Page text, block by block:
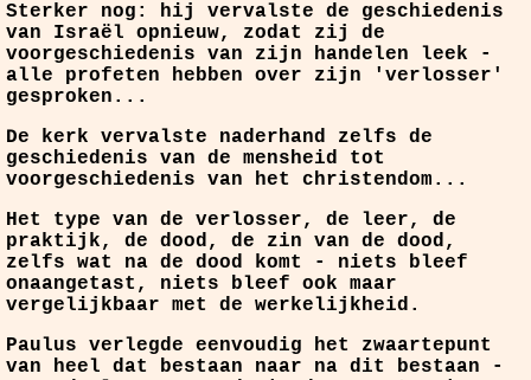
Sterker nog: hij vervalste de geschiedenis
van Israël opnieuw, zodat zij de
voorgeschiedenis van zijn handelen leek -
alle profeten hebben over zijn 'verlosser'
gesproken...
De kerk vervalste naderhand zelfs de
geschiedenis van de mensheid tot
voorgeschiedenis van het christendom...
Het type van de verlosser, de leer, de
praktijk, de dood, de zin van de dood,
zelfs wat na de dood komt - niets bleef
onaangetast, niets bleef ook maar
vergelijkbaar met de werkelijkheid.
Paulus verlegde eenvoudig het zwaartepunt
van heel dat bestaan naar na dit bestaan -